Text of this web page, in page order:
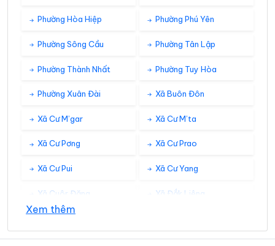
Phường Hòa Hiệp Phường Phú Yên
Phường Sông Cầu Phường Tân Lập
Phường Thành Nhất Phường Tuy Hòa
Phường Xuân Đài Xã Buôn Đôn
Xã Cư M’gar Xã Cư M’ta
Xã Cư Pơng Xã Cư Prao
Xã Cư Pui Xã Cư Yang
Xã Cuôr Đăng Xã Đắk Liêng
Xem thêm